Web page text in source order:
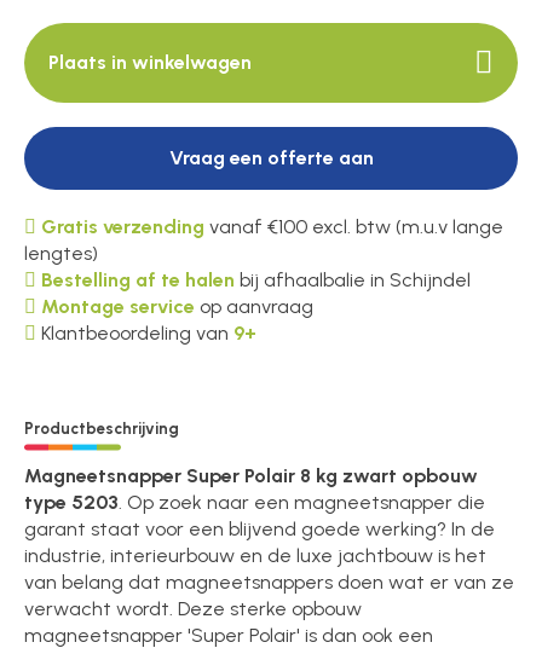
Plaats in winkelwagen
Vraag een offerte aan
Gratis verzending vanaf €100 excl. btw (m.u.v lange
lengtes)
Bestelling af te halen bij afhaalbalie in Schijndel
Montage service op aanvraag
Klantbeoordeling van 9+
Productbeschrijving
Magneetsnapper Super Polair 8 kg zwart opbouw
type 5203. Op zoek naar een magneetsnapper die
garant staat voor een blijvend goede werking? In de
industrie, interieurbouw en de luxe jachtbouw is het
van belang dat magneetsnappers doen wat er van ze
verwacht wordt. Deze sterke opbouw
magneetsnapper 'Super Polair' is dan ook een